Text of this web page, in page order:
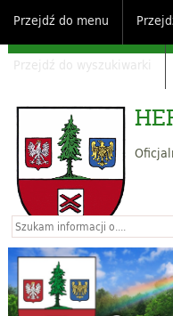
Przejdź do menu
Przejdź do wyszukiwarki